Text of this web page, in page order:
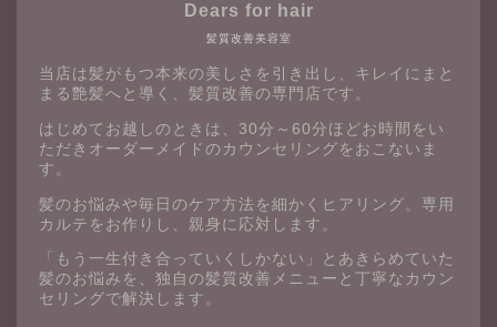
髪質改善美容室
Dears for hair
当店は髪がもつ本来の美しさを引き出し、キレイにまと
まる艶髪へと導く、髪質改善の専門店です。
はじめてお越しのときは、30分～60分ほどお時間をい
ただきオーダーメイドのカウンセリングをおこないま
す。
髪のお悩みや毎日のケア方法を細かくヒアリング。専用
カルテをお作りし、親身に応対します。
「もう一生付き合っていくしかない」とあきらめていた
髪のお悩みを、独自の髪質改善メニューと丁寧なカウン
セリングで解決します。